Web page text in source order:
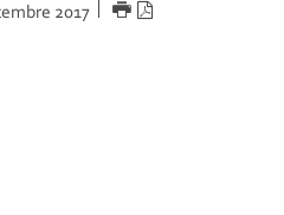
2017 IMPRIMER